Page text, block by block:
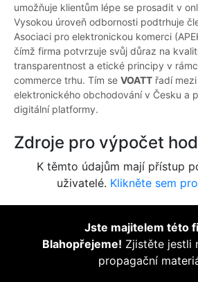
umožňuje klientům lépe se prosadit v
Vysokou úroveň odbornosti podtrhuje
Asociaci pro elektronickou komerci
čímž firma potvrzuje svůj důraz na
transparentnost a etické principy v
commerce trhu. Tím se VOATT řadí
elektronického obchodování v Česku a
digitální platformy.
Zdroje pro výpočet
K těmto údajům mají přístup
uživatelé. Klikněte sem
Jste majitelem této
Blahopřejeme! Zjistěte jestli
propagační